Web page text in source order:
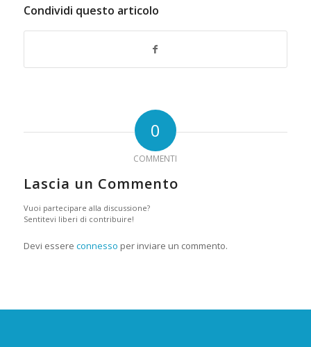
Condividi questo articolo
0
COMMENTI
Lascia un Commento
Vuoi partecipare alla discussione?
Sentitevi liberi di contribuire!
Devi essere connesso per inviare un commento.